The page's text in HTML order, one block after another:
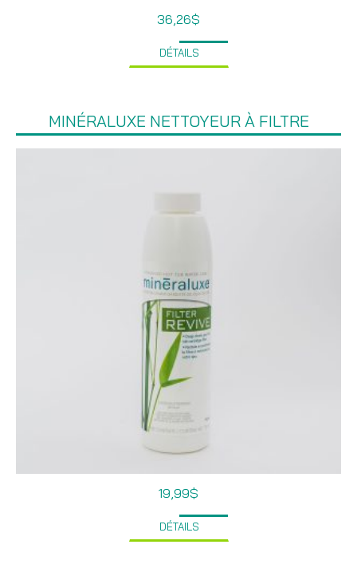
36,26$
DÉTAILS
MINÉRALUXE NETTOYEUR À FILTRE
19,99$
DÉTAILS